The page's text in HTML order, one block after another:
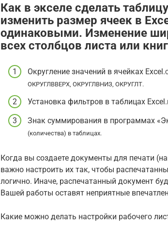
Как в экселе сделать
изменить размер ячеек в
одинаковыми. Изменение
всех столбцов листа или
Округление значений в ячейках Excel.
ОКРУГЛВВЕРХ, ОКРУГЛВНИЗ, ОКРУГЛТ.
Установка фильтров в таблицах Excel.
Знак суммирования в программах
(количества) в таблицах.
Когда вы создаете документы для печати
важно настроить их так, чтобы
логично. Иначе, распечатанный документ
Вашей работы оставят неприятные
Какие можно делать настройки рабочего